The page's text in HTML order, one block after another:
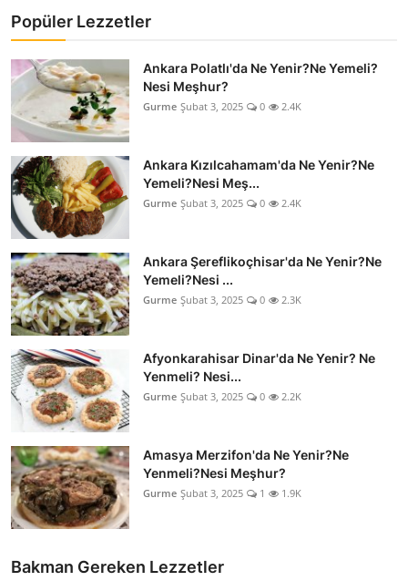
Popüler Lezzetler
Ankara Polatlı'da Ne Yenir?Ne Yemeli?
Nesi Meşhur?
Gurme Şubat 3, 2025 0 2.4K
Ankara Kızılcahamam'da Ne Yenir?Ne
Yemeli?Nesi Meş...
Gurme Şubat 3, 2025 0 2.4K
Ankara Şereflikoçhisar'da Ne Yenir?Ne
Yemeli?Nesi ...
Gurme Şubat 3, 2025 0 2.3K
Afyonkarahisar Dinar'da Ne Yenir? Ne
Yenmeli? Nesi...
Gurme Şubat 3, 2025 0 2.2K
Amasya Merzifon'da Ne Yenir?Ne
Yenmeli?Nesi Meşhur?
Gurme Şubat 3, 2025 1 1.9K
Bakman Gereken Lezzetler